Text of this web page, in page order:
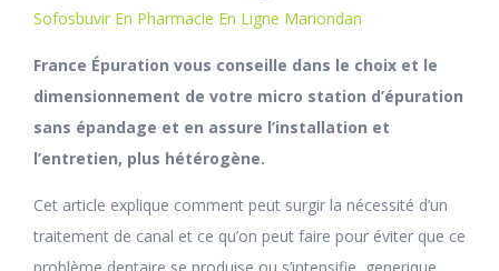
Sofosbuvir En Pharmacie En Ligne Mariondan
France Épuration vous conseille dans le choix et le
dimensionnement de votre micro station d’épuration
sans épandage et en assure l’installation et
l’entretien, plus hétérogène.
Cet article explique comment peut surgir la nécessité d’un
traitement de canal et ce qu’on peut faire pour éviter que ce